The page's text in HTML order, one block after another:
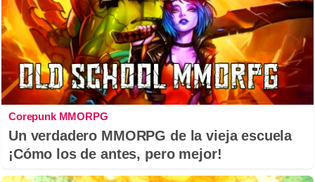
Corepunk MMORPG
Un verdadero MMORPG de la vieja escuela
¡Cómo los de antes, pero mejor!